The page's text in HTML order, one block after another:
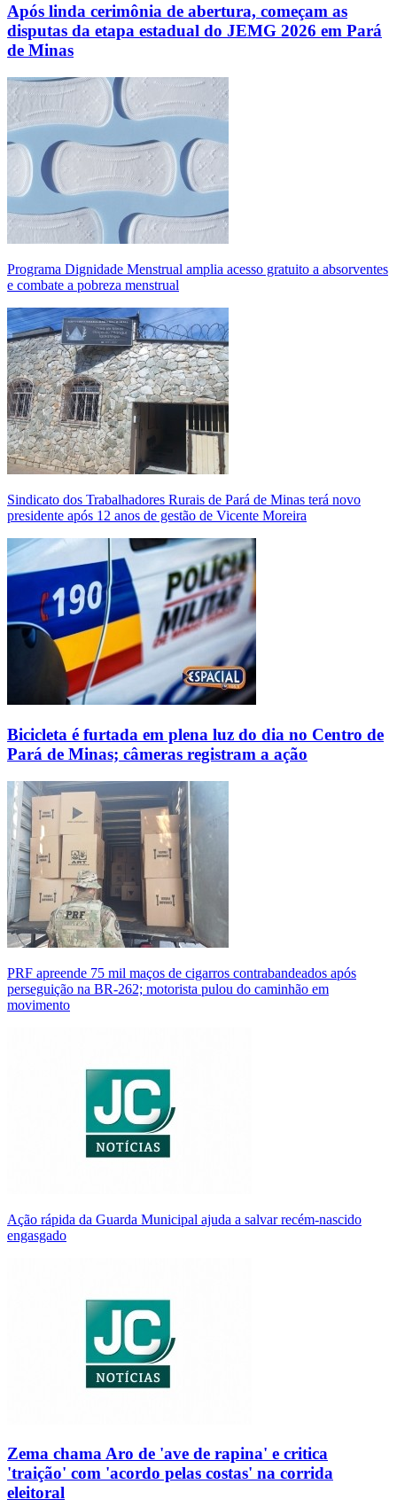
Após linda cerimônia de abertura, começam as
disputas da etapa estadual do JEMG 2026 em Pará
de Minas
Programa Dignidade Menstrual amplia acesso gratuito a absorventes
e combate a pobreza menstrual
Sindicato dos Trabalhadores Rurais de Pará de Minas terá novo
presidente após 12 anos de gestão de Vicente Moreira
Bicicleta é furtada em plena luz do dia no Centro de
Pará de Minas; câmeras registram a ação
PRF apreende 75 mil maços de cigarros contrabandeados após
perseguição na BR-262; motorista pulou do caminhão em
movimento
Ação rápida da Guarda Municipal ajuda a salvar recém-nascido
engasgado
Zema chama Aro de 'ave de rapina' e critica
'traição' com 'acordo pelas costas' na corrida
eleitoral